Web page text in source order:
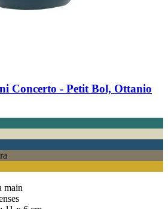
Concerto -​ Petit Bol, Ottanio
main